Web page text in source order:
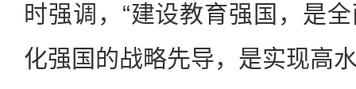
时强调，“建设教育强国，是
化强国的战略先导，是实现高